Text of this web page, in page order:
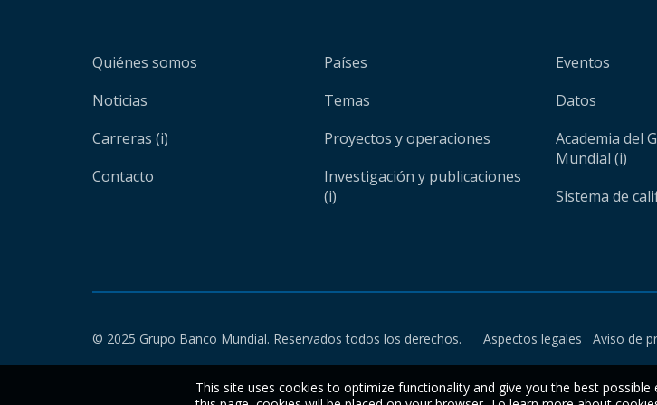
Quiénes somos
Noticias
Carreras (i)
Contacto
Países
Temas
Proyectos y operaciones
Investigación y publicaciones
(i)
Eventos
Datos
Academia del
Mundial (i)
Sistema de
© 2025 Grupo Banco Mundial. Reservados todos los derechos. Aspectos legales Aviso de
This site uses cookies to optimize functionality and give you the best